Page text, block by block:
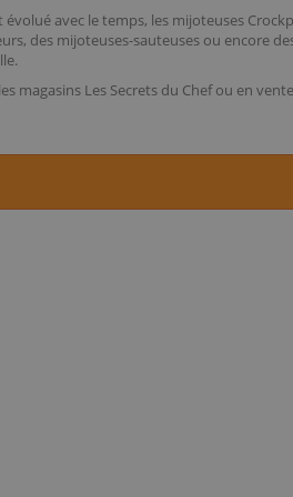
avec le temps, les mijoteuses
des mijoteuses-sauteuses ou encore
magasins Les Secrets du Chef ou en